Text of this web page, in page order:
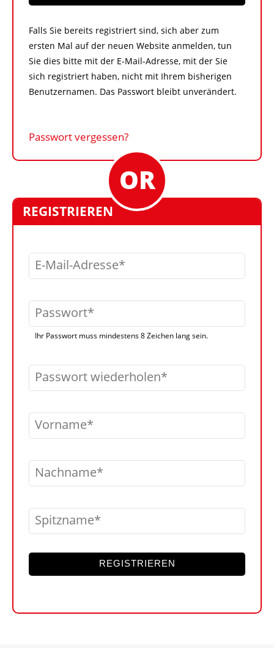
Falls Sie bereits registriert sind, sich aber zum
ersten Mal auf der neuen Website anmelden, tun
Sie dies bitte mit der E-Mail-Adresse, mit der Sie
sich registriert haben, nicht mit Ihrem bisherigen
Benutzernamen. Das Passwort bleibt unverändert.
Passwort vergessen?
REGISTRIEREN
E-Mail-Adresse
Passwort
Ihr Passwort muss mindestens 8 Zeichen lang sein.
Passwort wiederholen
Vorname
Nachname
Spitzname
REGISTRIEREN